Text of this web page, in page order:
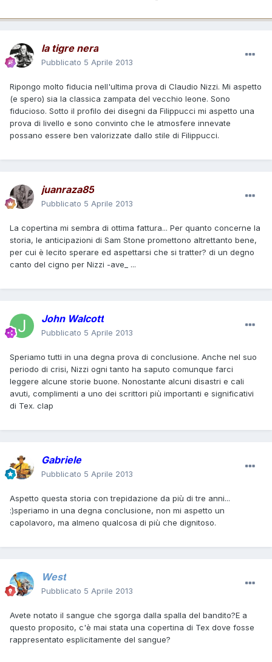
la tigre nera
Pubblicato 5 Aprile 2013
Ripongo molto fiducia nell'ultima prova di Claudio Nizzi. Mi aspetto
(e spero) sia la classica zampata del vecchio leone. Sono
fiducioso. Sotto il profilo dei disegni da Filippucci mi aspetto una
prova di livello e sono convinto che le atmosfere innevate
possano essere ben valorizzate dallo stile di Filippucci.
juanraza85
Pubblicato 5 Aprile 2013
La copertina mi sembra di ottima fattura... Per quanto concerne la
storia, le anticipazioni di Sam Stone promettono altrettanto bene,
per cui è lecito sperare ed aspettarsi che si tratter? di un degno
canto del cigno per Nizzi -ave_ ...
John Walcott
Pubblicato 5 Aprile 2013
Speriamo tutti in una degna prova di conclusione. Anche nel suo
periodo di crisi, Nizzi ogni tanto ha saputo comunque farci
leggere alcune storie buone. Nonostante alcuni disastri e cali
avuti, complimenti a uno dei scrittori più importanti e significativi
di Tex. clap
Gabriele
Pubblicato 5 Aprile 2013
Aspetto questa storia con trepidazione da più di tre anni...
:)speriamo in una degna conclusione, non mi aspetto un
capolavoro, ma almeno qualcosa di più che dignitoso.
West
Pubblicato 5 Aprile 2013
Avete notato il sangue che sgorga dalla spalla del bandito?E a
questo proposito, c'è mai stata una copertina di Tex dove fosse
rappresentato esplicitamente del sangue?